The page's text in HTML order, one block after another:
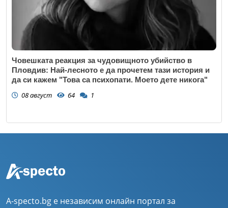
Човешката реакция за чудовищното убийство в
Пловдив: Най-лесното е да прочетем тази история и
да си кажем "Това са психопати. Моето дете никога"
08 август 64 1
A-specto.bg е независим онлайн портал за